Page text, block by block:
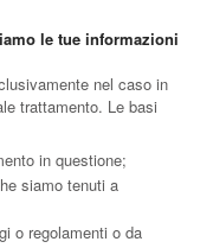
le tue informazioni
nel caso in
trattamento. Le basi
in questione;
siamo tenuti a
o regolamenti o da